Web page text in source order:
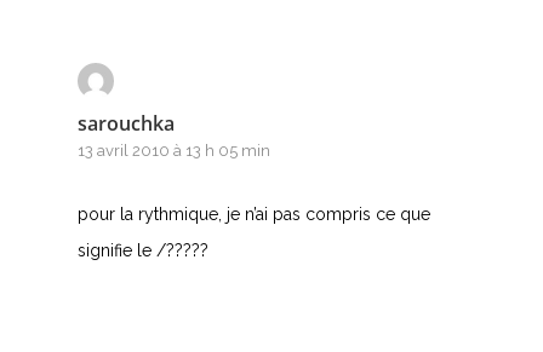
sarouchka
13 avril 2010 à 13 h 05 min
pour la rythmique, je n’ai pas compris ce que
signifie le /?????
D